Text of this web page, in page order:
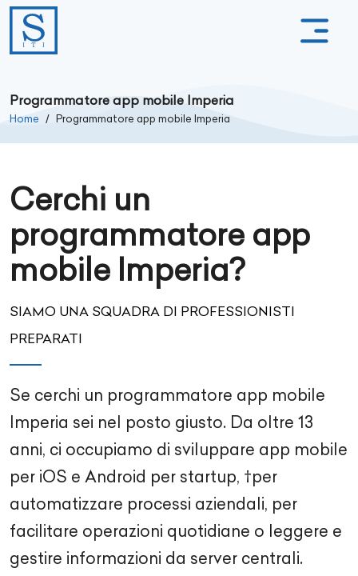
Programmatore app mobile Imperia
Home Programmatore app mobile Imperia
Cerchi un
programmatore app
mobile Imperia?
SIAMO UNA SQUADRA DI PROFESSIONISTI
PREPARATI
Se cerchi un programmatore app mobile
Imperia sei nel posto giusto. Da oltre 13
anni, ci occupiamo di sviluppare app mobile
per iOS e Android per startup, †per
automatizzare processi aziendali, per
facilitare operazioni quotidiane o leggere e
gestire informazioni da server centrali.